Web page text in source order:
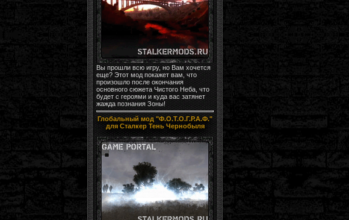
Вы прошли всю игру, но Вам хочется
еще? Этот мод покажет вам, что
произошло после окончания
основного сюжета Чистого Неба, что
будет с героями и куда вас затянет
жажда познания Зоны!
Глобальный мод "Ф.О.Т.О.Г.Р.А.Ф."
для Сталкер Тень Чернобыля